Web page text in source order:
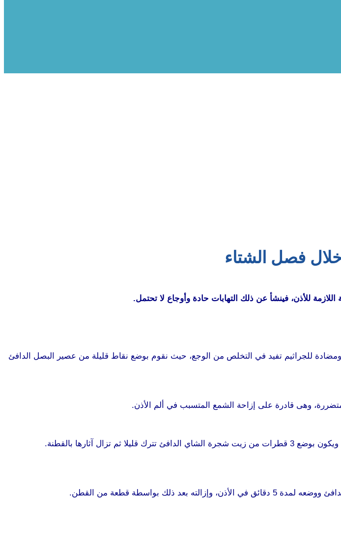
فصل الشتاء
للأذن، فينشأ عن ذلك التهابات حادة وأوجاع لا تحتمل.
للجراثيم تفيد في التخلص من الوجع، حيث نقوم بوضع نقاط قليلة من عصير البصل الدافئ
وهى قادرة على إزاحة الشمع المتسبب في ألم الأذن.
آثارها بالقطنة.
بواسطة قطعة من القطن.